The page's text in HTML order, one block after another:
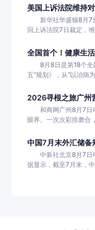
美国上诉法院维持
新华社华盛顿8月7日
回上诉法院7日裁定，
全国首个！健康生
8月8日是第18个全
五”规划》，从“以治病
2026寻根之旅广州
和商网广州8月7日电
眼界。一次次彩排磨合
中国7月末外汇储
中新社北京8月7日电
据显示，截至7月末，